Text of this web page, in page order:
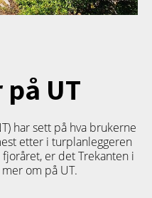
UT
har sett på hva brukerne
etter i turplanleggeren
er det Trekanten i
om på UT.